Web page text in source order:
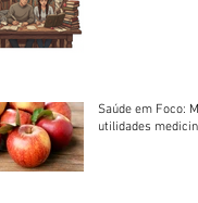
Saúde em Foco:
utilidades